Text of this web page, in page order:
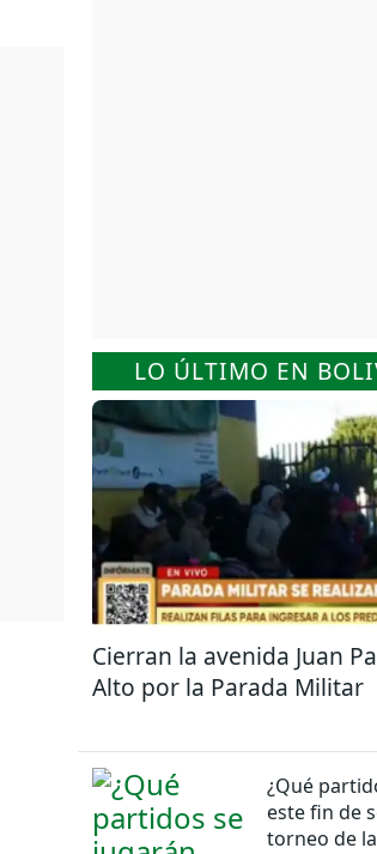
LO ÚLTIMO EN
Cierran la avenida Juan
Alto por la Parada Militar
¿Qué
este fin de
torneo de